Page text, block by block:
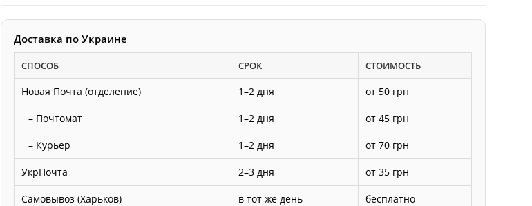
Доставка по Украине
СПОСОБ СРОК СТОИМОСТЬ
Новая Почта (отделение) 1–2 дня от 50 грн
– Почтомат 1–2 дня от 45 грн
– Курьер 1–2 дня от 70 грн
УкрПочта 2–3 дня от 35 грн
Самовывоз (Харьков) в тот же день бесплатно